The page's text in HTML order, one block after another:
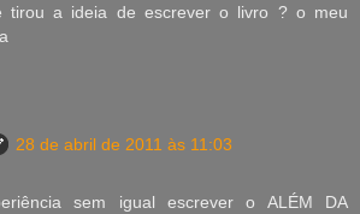
tirou a ideia de escrever o livro ? o meu
28 de abril de 2011 às 11:03
sem igual escrever o ALÉM DA